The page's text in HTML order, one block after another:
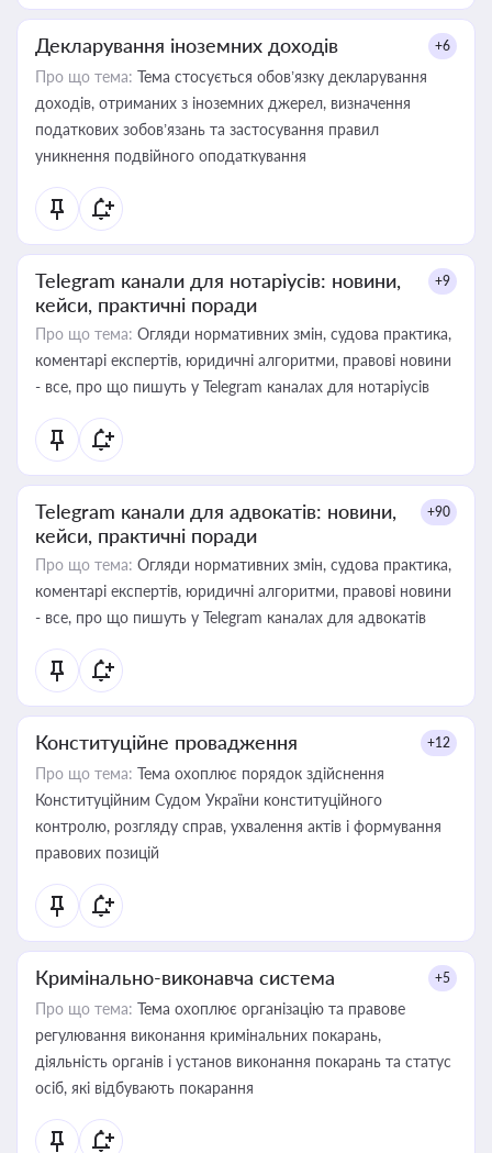
Декларування іноземних доходів +6
Про що тема: Тема стосується обов’язку декларування
доходів, отриманих з іноземних джерел, визначення
податкових зобов’язань та застосування правил
уникнення подвійного оподаткування
Telegram канали для нотаріусів: новини,
кейси, практичні поради
+9
Про що тема: Огляди нормативних змін, судова практика,
коментарі експертів, юридичні алгоритми, правові новини
- все, про що пишуть у Telegram каналах для нотаріусів
Telegram канали для адвокатів: новини,
кейси, практичні поради
+90
Про що тема: Огляди нормативних змін, судова практика,
коментарі експертів, юридичні алгоритми, правові новини
- все, про що пишуть у Telegram каналах для адвокатів
Конституційне провадження +12
Про що тема: Тема охоплює порядок здійснення
Конституційним Судом України конституційного
контролю, розгляду справ, ухвалення актів і формування
правових позицій
Кримінально-виконавча система +5
Про що тема: Тема охоплює організацію та правове
регулювання виконання кримінальних покарань,
діяльність органів і установ виконання покарань та статус
осіб, які відбувають покарання